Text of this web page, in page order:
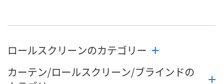
カゴへ カゴへ
ロールスクリーンのカテゴリー
カーテン/ロールスクリーン/ブラインドの